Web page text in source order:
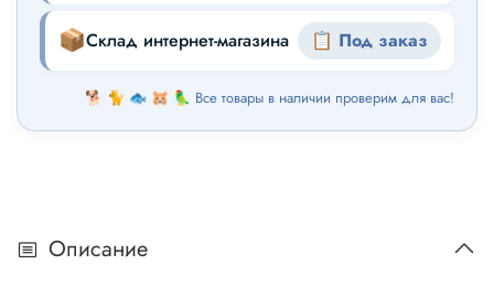
📦Склад интернет-магазина 📋 Под заказ
🐕 🐈 🐟 🐹 🦜 Все товары в наличии проверим для вас!
Описание